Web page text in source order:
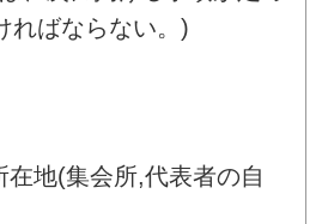
ればならない。)
在地(集会所,代表者の自